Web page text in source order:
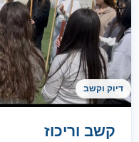
דיוק וקשב
קשב וריכוז